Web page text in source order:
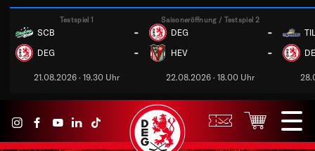
Testspiel 1
SCB -
DEG -
21.08.2026 · 19.30 Uhr
Saisoneröffnung / Testspiel 2
DEG -
HEV -
22.08.2026 · 18.00 Uhr
TIL